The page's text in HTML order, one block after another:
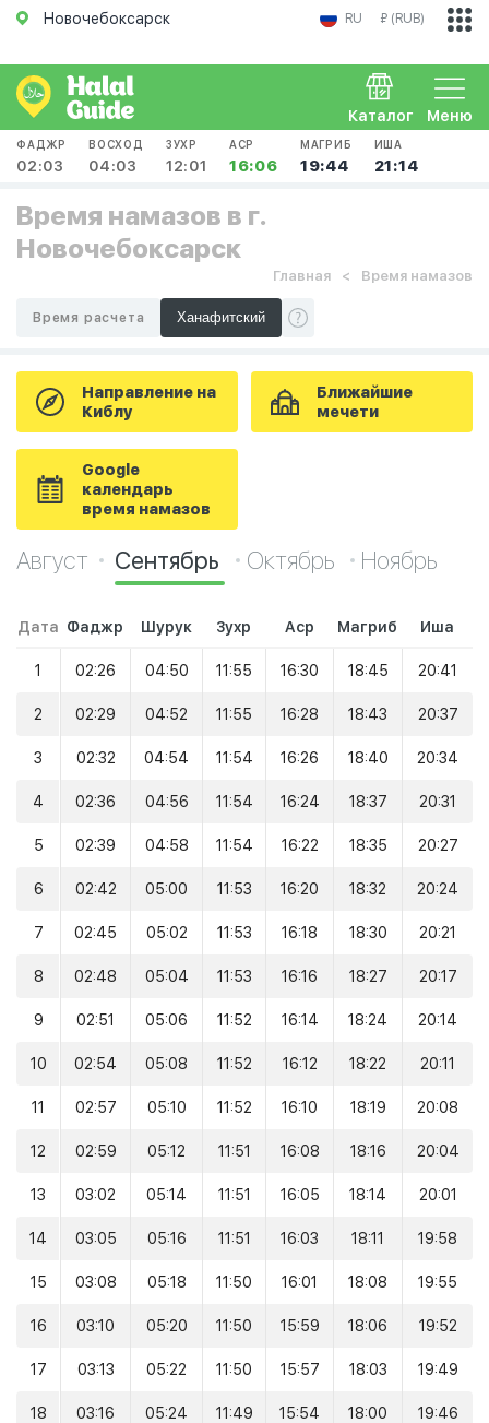
Новочебоксарск RU ₽ (RUB)
Меню
Каталог
ФАДЖР
02:03
ВОСХОД
04:03
ЗУХР
12:01
АСР
16:06
МАГРИБ
19:44
ИША
21:14
Время намазов в г.
Новочебоксарск
Главная Время намазов
Время расчета
Направление на
Киблу
Ближайшие
мечети
Google
календарь
время намазов
Август Сентябрь Октябрь Ноябрь
Дата Фаджр Шурук Зухр Аср Магриб Иша
1 02:26 04:50 11:55 16:30 18:45 20:41
2 02:29 04:52 11:55 16:28 18:43 20:37
3 02:32 04:54 11:54 16:26 18:40 20:34
4 02:36 04:56 11:54 16:24 18:37 20:31
5 02:39 04:58 11:54 16:22 18:35 20:27
6 02:42 05:00 11:53 16:20 18:32 20:24
7 02:45 05:02 11:53 16:18 18:30 20:21
8 02:48 05:04 11:53 16:16 18:27 20:17
9 02:51 05:06 11:52 16:14 18:24 20:14
10 02:54 05:08 11:52 16:12 18:22 20:11
11 02:57 05:10 11:52 16:10 18:19 20:08
12 02:59 05:12 11:51 16:08 18:16 20:04
13 03:02 05:14 11:51 16:05 18:14 20:01
14 03:05 05:16 11:51 16:03 18:11 19:58
15 03:08 05:18 11:50 16:01 18:08 19:55
16 03:10 05:20 11:50 15:59 18:06 19:52
17 03:13 05:22 11:50 15:57 18:03 19:49
18 03:16 05:24 11:49 15:54 18:00 19:46